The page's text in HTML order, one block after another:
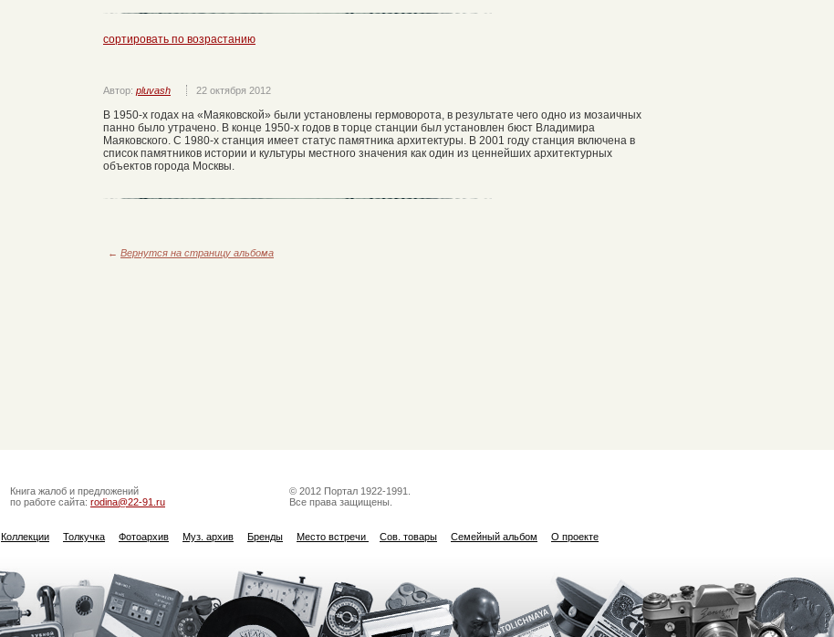
сортировать по возрастанию
Автор: pluvash 22 октября 2012
В 1950-х годах на «Маяковской» были установлены гермоворота, в результате чего одно из мозаичных
панно было утрачено. В конце 1950-х годов в торце станции был установлен бюст Владимира
Маяковского. С 1980-х станция имеет статус памятника архитектуры. В 2001 году станция включена в
список памятников истории и культуры местного значения как один из ценнейших архитектурных
объектов города Москвы.
← Вернутся на страницу альбома
Книга жалоб и предложений
по работе сайта: rodina@22-91.ru
© 2012 Портал 1922-1991.
Все права защищены.
Коллекции Толкучка Фотоархив Муз. архив Бренды Место встречи Сов. товары Семейный альбом О проекте